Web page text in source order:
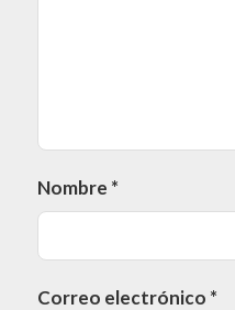
Nombre *
Correo electrónico *